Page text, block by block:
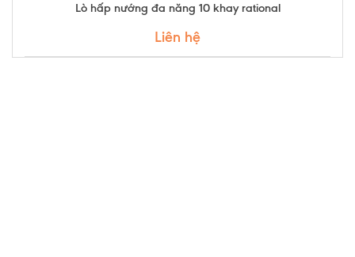
Lò hấp nướng đa năng 10 khay rational
Liên hệ